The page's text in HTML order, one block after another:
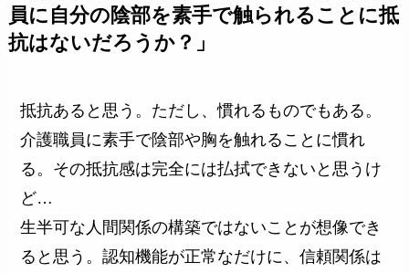
員に自分の陰部を素手で触られることに抵
抗はないだろうか？」
抵抗あると思う。ただし、慣れるものでもある。
介護職員に素手で陰部や胸を触れることに慣れ
る。その抵抗感は完全には払拭できないと思うけ
ど…
生半可な人間関係の構築ではないことが想像でき
ると思う。認知機能が正常なだけに、信頼関係は